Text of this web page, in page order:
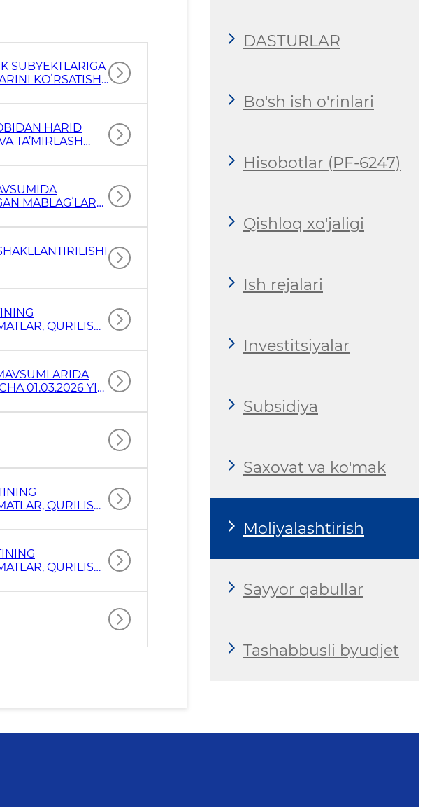
SUBYEKTLARIGA
KOʻRSATISH
HARID
TA’MIRLASH
MABLAGʻLAR
QURILISH,
01.03.2026 YIL
QURILISH,
QURILISH,
DASTURLAR
Bo'sh ish o'rinlari
Hisobotlar (PF-6247)
Qishloq xo'jaligi
Ish rejalari
Investitsiyalar
Subsidiya
Saxovat va ko'mak
Moliyalashtirish
Sayyor qabullar
Tashabbusli byudjet